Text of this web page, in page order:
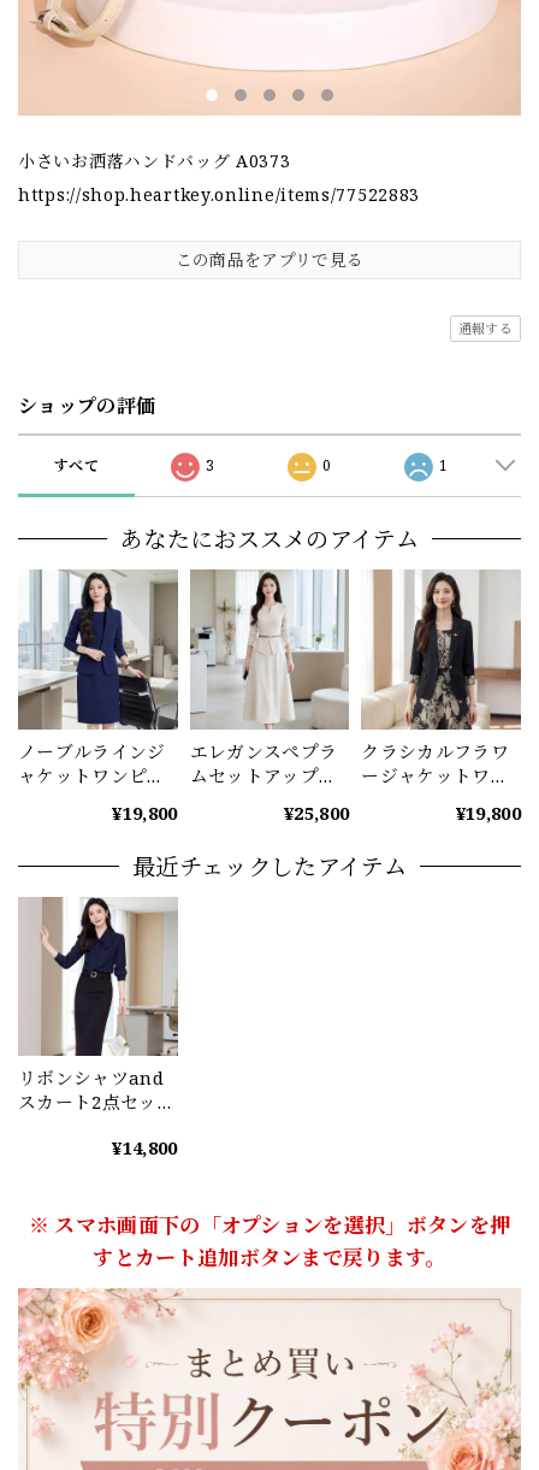
小さいお洒落ハンドバッグ A0373
https://shop.heartkey.online/items/77522883
この商品をアプリで見る
通報する
ショップの評価
すべて 3 0 1
あなたにおススメのアイテム
ノーブルラインジ
ャケットワンピー
（4color） A1222
¥19,800
エレガンスペプラ
ムセットアップ
（2color） A1225
¥25,800
クラシカルフラワ
ージャケットワン
¥19,800
最近チェックしたアイテム
リボンシャツand
スカート2点セット
¥14,800
※ スマホ画面下の「オプションを選択」ボタンを押
すとカート追加ボタンまで戻ります。